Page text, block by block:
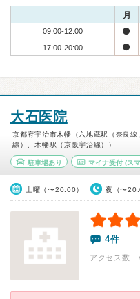
月
09:00-12:00
17:00-20:00
大石医院
京都府宇治市木幡（六地蔵駅（奈良
線）、木幡駅（京阪宇治線））
駐車場あり マイナ受付(ス
土曜（〜20:00） 夜（〜
4件
アクセス数